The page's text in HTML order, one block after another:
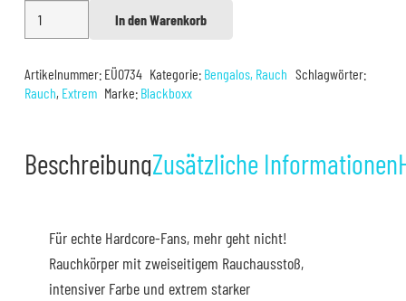
Jumbo
Rauchfackel
Menge
In den Warenkorb
Alternative:
Artikelnummer: EÜ0734 Kategorie: Bengalos, Rauch Schlagwörter:
Rauch, Extrem Marke: Blackboxx
BeschreibungZusätzliche Informationen
Für echte Hardcore-Fans, mehr geht nicht!
Rauchkörper mit zweiseitigem Rauchausstoß,
intensiver Farbe und extrem starker